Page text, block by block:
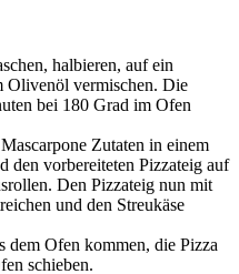
halbieren, auf ein
Olivenöl vermischen. Die
bei 180 Grad im Ofen
Zutaten in einem
den vorbereiteten Pizzateig auf
Den Pizzateig nun mit
und den Streukäse
dem Ofen kommen, die Pizza
schieben.